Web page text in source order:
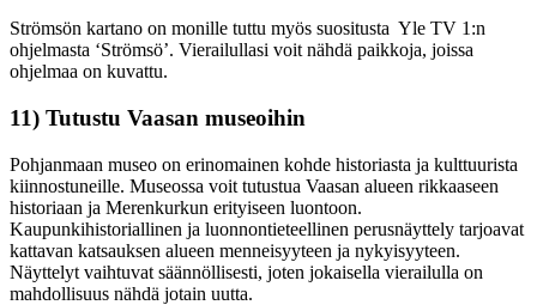
Strömsön kartano on monille tuttu myös suositusta Yle TV 1:n
ohjelmasta ‘Strömsö’. Vierailullasi voit nähdä paikkoja, joissa
ohjelmaa on kuvattu.
11) Tutustu Vaasan museoihin
Pohjanmaan museo on erinomainen kohde historiasta ja kulttuurista
kiinnostuneille. Museossa voit tutustua Vaasan alueen rikkaaseen
historiaan ja Merenkurkun erityiseen luontoon.
Kaupunkihistoriallinen ja luonnontieteellinen perusnäyttely tarjoavat
kattavan katsauksen alueen menneisyyteen ja nykyisyyteen.
Näyttelyt vaihtuvat säännöllisesti, joten jokaisella vierailulla on
mahdollisuus nähdä jotain uutta.